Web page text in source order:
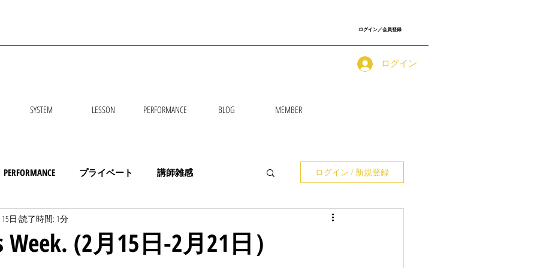
ログイン／会員登録
ログイン
SYSTEM LESSON PERFORMANCE BLOG MEMBER
PERFORMANCE プライベート 講師雑感 ログイン / 新規登録
Week. (2月15日-2月21日）
日 読了時間: 1分